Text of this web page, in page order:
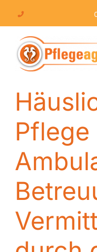
content